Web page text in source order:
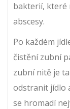
bakterií, které
abscesy.
Po každém
čistění zubní
zubní nitě je
odstranit jídlo
se hromadí